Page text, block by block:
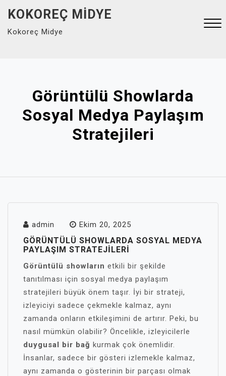
content
KOKOREÇ MIDYE
Kokoreç Midye
Görüntülü Showlarda
Sosyal Medya Paylaşım
Stratejileri
admin Ekim 20, 2025
GÖRÜNTÜLÜ SHOWLARDA SOSYAL MEDYA
PAYLAŞIM STRATEJILERI
Görüntülü showların etkili bir şekilde
tanıtılması için sosyal medya paylaşım
stratejileri büyük önem taşır. İyi bir strateji,
izleyiciyi sadece çekmekle kalmaz, aynı
zamanda onların etkileşimini de artırır. Peki, bu
nasıl mümkün olabilir? Öncelikle, izleyicilerle
duygusal bir bağ kurmak çok önemlidir.
İnsanlar, sadece bir gösteri izlemekle kalmaz,
aynı zamanda o gösterinin bir parçası olmak